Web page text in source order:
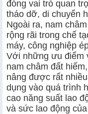
đóng vai trò quan
tháo dỡ, di chuyển
Ngoài ra, nam
rộng rãi trong chế
máy, công nghiệp
Với những ưu điểm
nam châm đất
nâng được rất
dụng vào quá trình
cao năng suất lao
và sức lao động